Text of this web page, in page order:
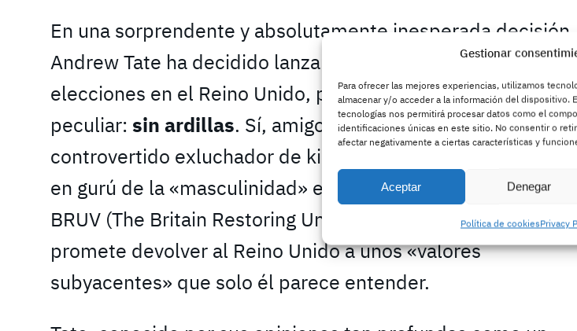
Gestionar
Para ofrecer las mejores experiencias, utilizamos
almacenar y/o acceder a la información del dispositivo.
tecnologías nos permitirá procesar datos como el
identificaciones únicas en este sitio. No consentir o
afectar negativamente a ciertas características y
Aceptar Denegar
Política de cookiesPrivacy
En una sorprendente y absolutamente inesperada decisión,
Andrew Tate ha decidido lanzar su candidatura a las
elecciones en el Reino Unido, pero con una condición
peculiar: sin ardillas. Sí, amigos, habéis leído bien. El
controvertido exluchador de kickboxing, ahora convertido
en gurú de la «masculinidad» en línea, ha fundado el partido
BRUV (The Britain Restoring Underlying Values party), que
promete devolver al Reino Unido a unos «valores
subyacentes» que solo él parece entender.